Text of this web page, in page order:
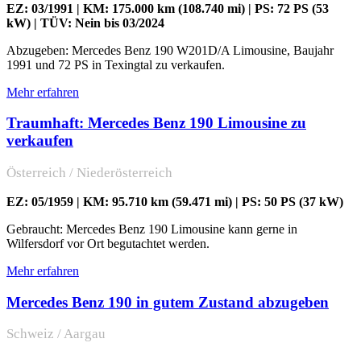
EZ: 03/1991 | KM: 175.000 km (108.740 mi) | PS: 72 PS (53
kW) | TÜV: Nein bis 03/2024
Abzugeben: Mercedes Benz 190 W201D/A Limousine, Baujahr
1991 und 72 PS in Texingtal zu verkaufen.
Mehr erfahren
Traumhaft: Mercedes Benz 190 Limousine zu
verkaufen
Österreich / Niederösterreich
EZ: 05/1959 | KM: 95.710 km (59.471 mi) | PS: 50 PS (37 kW)
Gebraucht: Mercedes Benz 190 Limousine kann gerne in
Wilfersdorf vor Ort begutachtet werden.
Mehr erfahren
Mercedes Benz 190 in gutem Zustand abzugeben
Schweiz / Aargau